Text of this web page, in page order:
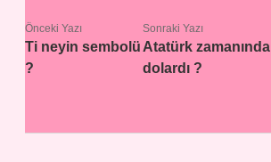
Önceki Yazı
Ti neyin sembolü
?
Sonraki Yazı
Atatürk
dolardı ?